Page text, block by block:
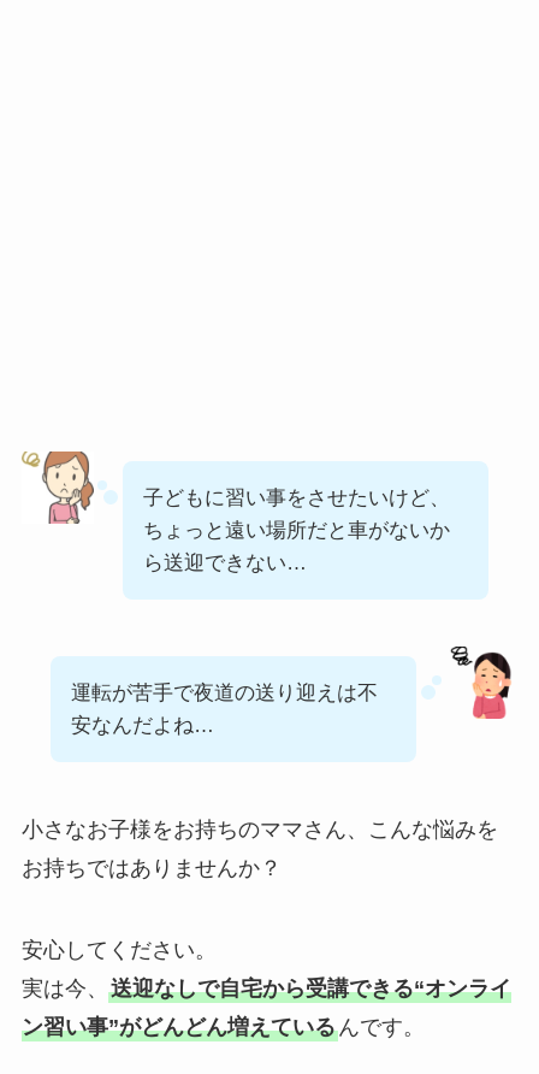
子どもに習い事をさせたいけど、
ちょっと遠い場所だと車がないか
ら送迎できない…
運転が苦手で夜道の送り迎えは不
安なんだよね…
小さなお子様をお持ちのママさん、こんな悩みを
お持ちではありませんか？
安心してください。
実は今、 送迎なしで自宅から受講できる“オンライ
ン習い事”がどんどん増えているんです。